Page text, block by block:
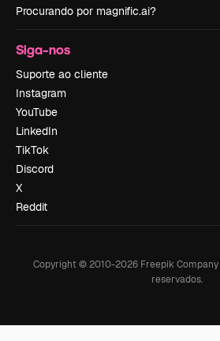
Procurando por magnific.ai?
Siga-nos
Suporte ao cliente
Instagram
YouTube
LinkedIn
TikTok
Discord
X
Reddit
Copyright © 2010-2026Freepik Company
reservados.